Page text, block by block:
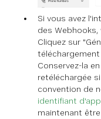
Si vous avez
des Webhooks,
Cliquez sur
Conservez-la
retéléchargée
convention de
identifiant
maintenant